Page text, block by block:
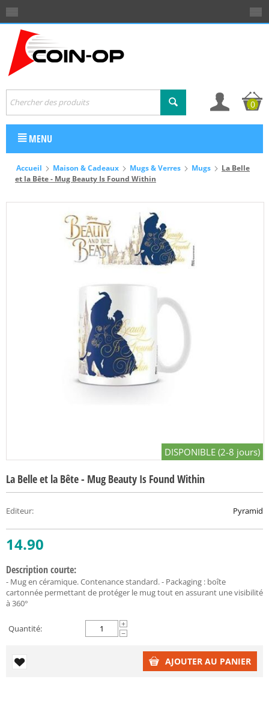
0
MENU
Accueil Maison & Cadeaux Mugs & Verres Mugs
La Belle
et la Bête - Mug Beauty Is Found Within
DISPONIBLE (2-8 jours)
La Belle et la Bête - Mug Beauty Is Found Within
Editeur: Pyramid
14.90
Description courte:
- Mug en céramique. Contenance standard. - Packaging : boîte
cartonnée permettant de protéger le mug tout en assurant une visibilité
à 360°
Quantité:
+
−
AJOUTER AU PANIER